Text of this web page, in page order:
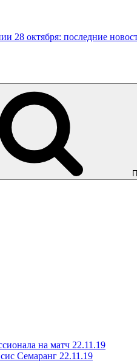
28 октября: последние
на матч 22.11.19
Семаранг 22.11.19